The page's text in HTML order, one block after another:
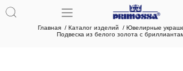
Главная Каталог изделий Ювелирные
Подвеска из белого золота с